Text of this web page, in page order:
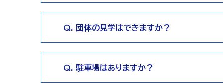
Q. 団体の見学はできますか？
Q. 駐車場はありますか？